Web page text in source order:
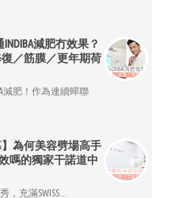
減肥冇效果？
復／筋膜／更年期荷
減肥！作為連續蟬聯
】為何美容劈場高手
嗎的獨家干諾道中
，充滿SWISS...